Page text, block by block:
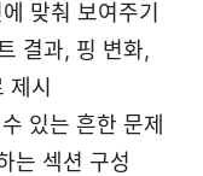
맞춰 보여주기
결과, 핑 변화,
시
있는 흔한 문제
는 섹션 구성